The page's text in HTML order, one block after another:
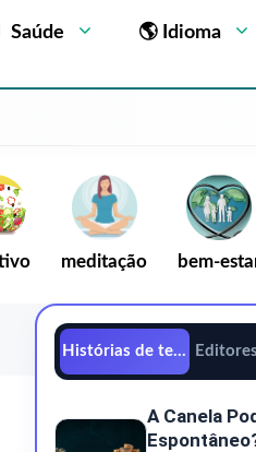
Saúde 🌎 Idioma
meditação bem-
Histórias de tendências
A Canela